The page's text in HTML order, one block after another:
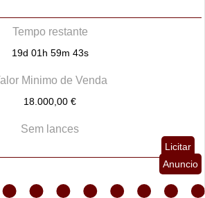
Tempo restante
19d 01h 59m 42s
Minimo de Venda
18.000,00 €
Sem lances
Licitar
Anuncio